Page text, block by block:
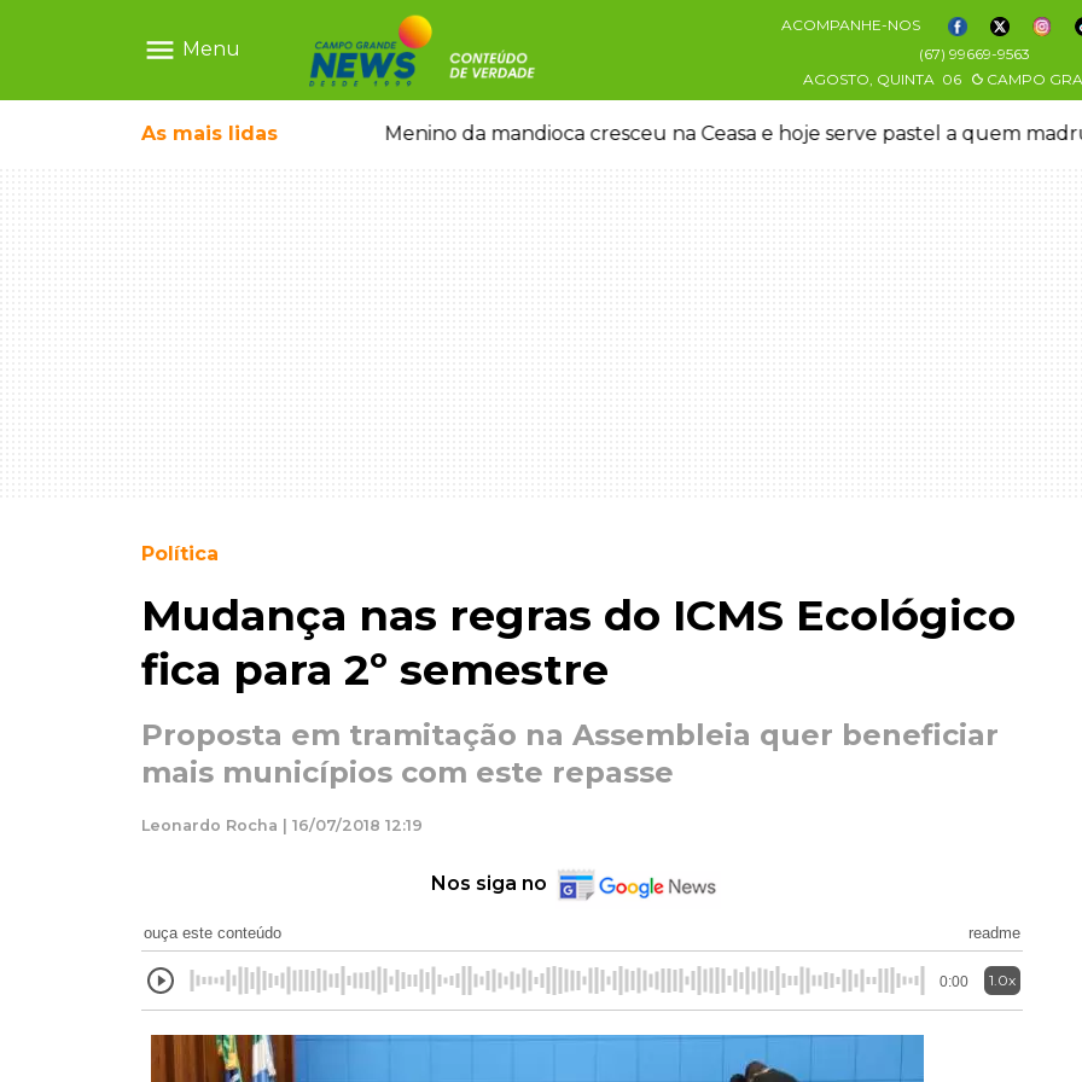
menu Menu
ACOMPANHE-NOS
(67) 99669-9563
AGOSTO, QUINTA 06 CAMPO
As mais lidas
falso e prende pai e filho Menino da mandioca cresceu na Ceasa e hoje serve pastel a quem
Política
Mudança nas regras do ICMS Ecológico
fica para 2º semestre
Proposta em tramitação na Assembleia quer beneficiar
mais municípios com este repasse
Leonardo Rocha | 16/07/2018 12:19
Nos siga no
ouça este conteúdo readme
0:00 1.0x